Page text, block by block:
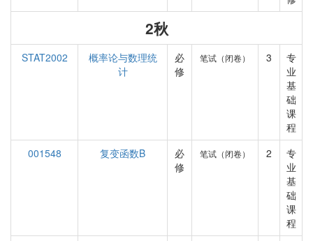
2秋
STAT2002
概率论与数理统
计
必
修
笔试（闭卷） 3
专
业
基
础
课
程
001548
复变函数B
必
修
笔试（闭卷） 2
专
业
基
础
课
程